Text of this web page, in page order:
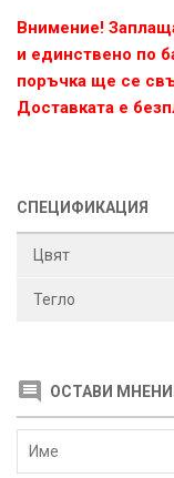
Внимение!
и единствено по
поръчка ще се
Доставката е
СПЕЦИФИКАЦИЯ
Цвят
Тегло
ОСТАВИ